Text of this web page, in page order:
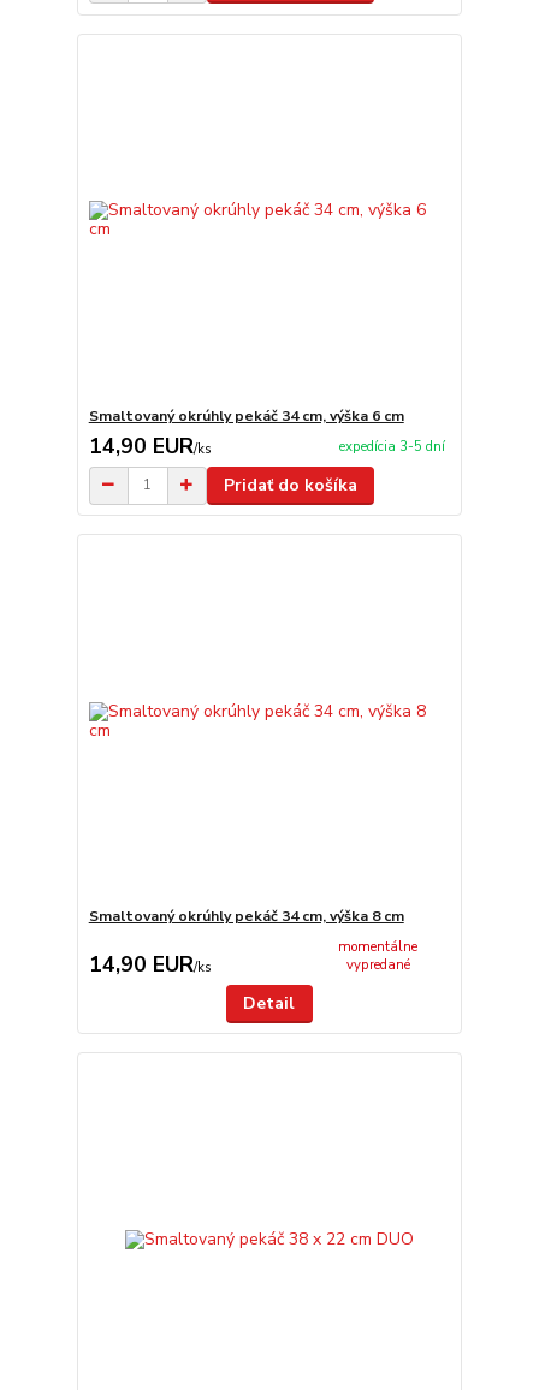
Smaltovaný okrúhly pekáč 34 cm, výška 6 cm
14,90 EUR/ks expedícia 3-5 dní
Pridať do košíka
Smaltovaný okrúhly pekáč 34 cm, výška 8 cm
14,90 EUR/ks
momentálne
vypredané
Detail